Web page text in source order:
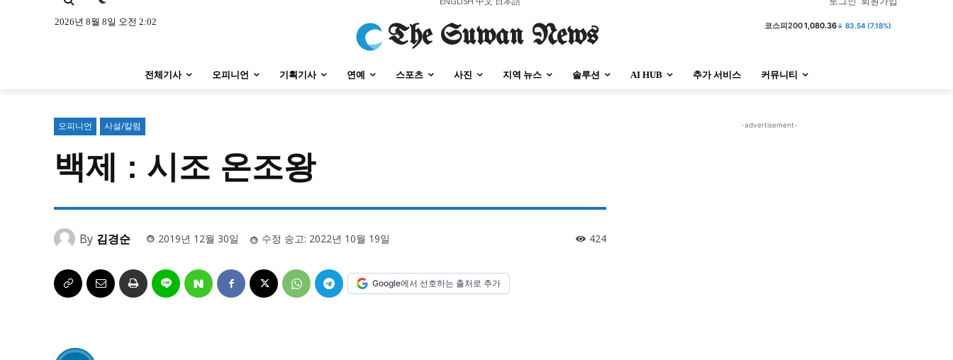
시 문학 (문학산책)
지역 & 글로벌 뉴스
서울전역 인천지역 경기지역
시 문학 (문학산책)
지역 & 글로벌 뉴스
서울전역 인천지역 경기지역
2026년 8월 8일 오전 2:02
The Suwan News 코스피6,296.38↓ 301.88 (4.58%)
전체기사 오피니언 기획기사 연예 스포츠 사진 지역 뉴스 솔루션 AI HUB 추가 서비스 커뮤니티
오피니언 사설/칼럼
백제 : 시조 온조왕
By 김경순 2019년 12월 30일 424
수정 송고: 2022년 10월 19일
Google에서 선호하는 출처로 추가
-advertisement-